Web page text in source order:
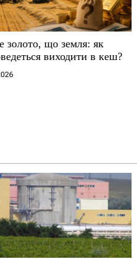
золото, що земля: як
виходити в кеш?